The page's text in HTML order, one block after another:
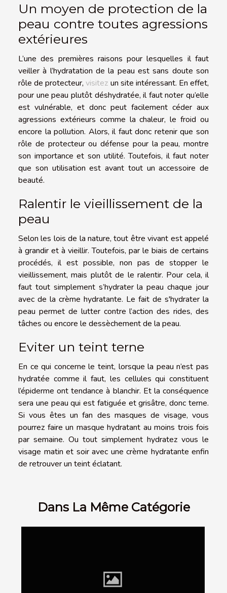
Un moyen de protection de la
peau contre toutes agressions
extérieures
L’une des premières raisons pour lesquelles il faut
veiller à l’hydratation de la peau est sans doute son
rôle de protecteur,visitez un site intéressant. En effet,
pour une peau plutôt déshydratée, il faut noter qu’elle
est vulnérable, et donc peut facilement céder aux
agressions extérieurs comme la chaleur, le froid ou
encore la pollution. Alors, il faut donc retenir que son
rôle de protecteur ou défense pour la peau, montre
son importance et son utilité. Toutefois, il faut noter
que son utilisation est avant tout un accessoire de
beauté.
Ralentir le vieillissement de la
peau
Selon les lois de la nature, tout être vivant est appelé
à grandir et à vieillir. Toutefois, par le biais de certains
procédés, il est possible, non pas de stopper le
vieillissement, mais plutôt de le ralentir. Pour cela, il
faut tout simplement s’hydrater la peau chaque jour
avec de la crème hydratante. Le fait de s'hydrater la
peau permet de lutter contre l’action des rides, des
tâches ou encore le dessèchement de la peau.
Eviter un teint terne
En ce qui concerne le teint, lorsque la peau n’est pas
hydratée comme il faut, les cellules qui constituent
l’épiderme ont tendance à blanchir. Et la conséquence
sera une peau qui est fatiguée et grisâtre, donc terne.
Si vous êtes un fan des masques de visage, vous
pourrez faire un masque hydratant au moins trois fois
par semaine. Ou tout simplement hydratez vous le
visage matin et soir avec une crème hydratante enfin
de retrouver un teint éclatant.
Dans La Même Catégorie